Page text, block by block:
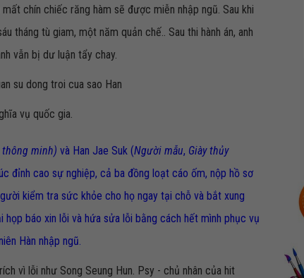
chín chiếc răng hàm sẽ được miễn nhập ngũ. Sau khi
tháng tù giam, một năm quản chế.. Sau thi hành án, anh
vẫn bị dư luận tẩy chay.
vụ quốc gia.
thông minh) và Han Jae Suk (Người mẫu, Giày thủy
đỉnh cao sự nghiệp, cả ba đồng loạt cáo ốm, nộp hồ sơ
kiểm tra sức khỏe cho họ ngay tại chỗ và bắt xung
báo xin lỗi và hứa sửa lỗi bằng cách hết mình phục vụ
Hàn nhập ngũ.
vì lỗi như Song Seung Hun. Psy - chủ nhân của hit